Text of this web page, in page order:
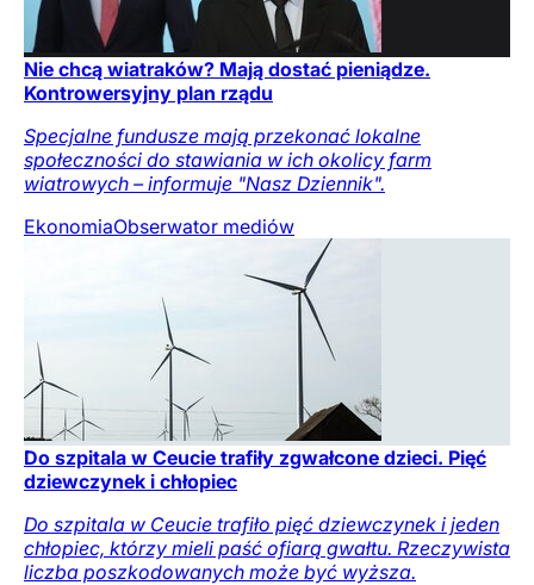
Nie chcą wiatraków? Mają dostać pieniądze.
Kontrowersyjny plan rządu
Specjalne fundusze mają przekonać lokalne
społeczności do stawiania w ich okolicy farm
wiatrowych – informuje "Nasz Dziennik".
EkonomiaObserwator mediów
Do szpitala w Ceucie trafiły zgwałcone dzieci. Pięć
dziewczynek i chłopiec
Do szpitala w Ceucie trafiło pięć dziewczynek i jeden
chłopiec, którzy mieli paść ofiarą gwałtu. Rzeczywista
liczba poszkodowanych może być wyższa.